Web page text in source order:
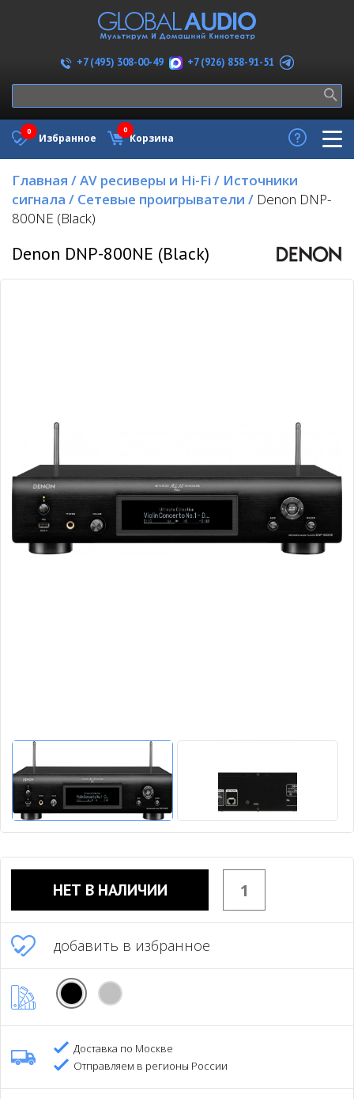
+7 (495) 308-00-49 +7 (926) 858-91-51
Избранное
0
Корзина
0
Главная /AV ресиверы и Hi-Fi / Источники
сигнала / Сетевые проигрыватели / Denon DNP-
800NE (Black)
Denon DNP-800NE (Black)
НЕТ В НАЛИЧИИ
добавить в избранное
Доставка по Москве
Отправляем в регионы России